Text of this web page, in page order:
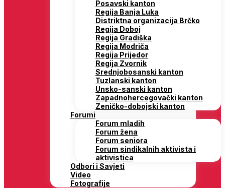
Posavski kanton
Regija Banja Luka
Distriktna organizacija Brčko
Regija Doboj
Regija Gradiška
Regija Modriča
Regija Prijedor
Regija Zvornik
Srednjobosanski kanton
Tuzlanski kanton
Unsko-sanski kanton
Zapadnohercegovački kanton
Zeničko-dobojski kanton
Forumi
Forum mladih
Forum žena
Forum seniora
Forum sindikalnih aktivista i
aktivistica
Odbori i Savjeti
Video
Fotografije